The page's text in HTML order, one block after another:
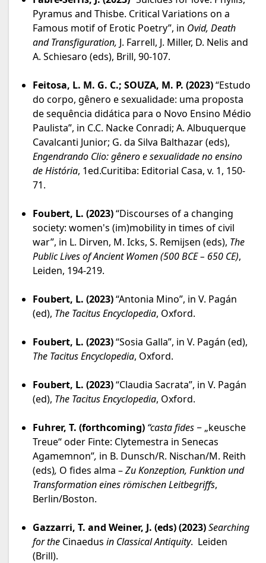
Pyramus and Thisbe. Critical Variations on a
Famous motif of Erotic Poetry”, in Ovid, Death
and Transfiguration, J. Farrell, J. Miller, D. Nelis and
A. Schiesaro (eds), Brill, 90-107.
Feitosa, L. M. G. C.; SOUZA, M. P. (2023)“Estudo
do corpo, gênero e sexualidade: uma proposta
de sequência didática para o Novo Ensino Médio
Paulista”, in C.C. Nacke Conradi; A. Albuquerque
Cavalcanti Junior; G. da Silva Balthazar (eds),
Engendrando Clio: gênero e sexualidade no ensino
de História, 1ed.Curitiba: Editorial Casa, v. 1, 150-
71.
Foubert, L. (2023)“Discourses of a changing
society: women's (im)mobility in times of civil
war”, in L. Dirven, M. Icks, S. Remijsen (eds), The
Public Lives of Ancient Women (500 BCE – 650 CE),
Leiden, 194-219.
Foubert, L. (2023)“Antonia Mino”, in V. Pagán
(ed), The Tacitus Encyclopedia, Oxford.
Foubert, L. (2023)“Sosia Galla”, in V. Pagán (ed),
The Tacitus Encyclopedia, Oxford.
Foubert, L. (2023)“Claudia Sacrata”, in V. Pagán
(ed), The Tacitus Encyclopedia, Oxford.
Fuhrer, T. (forthcoming) “casta fides ‒ „keusche
Treue“ oder Finte: Clytemestra in Senecas
Agamemnon”, in B. Dunsch/R. Nischan/M. Reith
(eds), O fides alma –Zu Konzeption, Funktion und
Transformation eines römischen Leitbegriffs,
Berlin/Boston.
Gazzarri, T. and Weiner, J. (eds) (2023)Searching
for the Cinaedus in Classical Antiquity. Leiden
(Brill).